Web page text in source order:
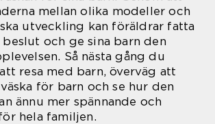
mellan olika modeller och
utveckling kan föräldrar fatta
och ge sina barn den
Så nästa gång du
resa med barn, överväg att
för barn och se hur den
ännu mer spännande och
hela familjen.